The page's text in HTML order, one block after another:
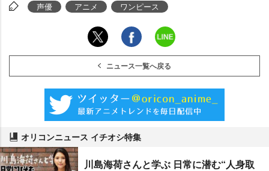
声優 アニメ ワンピース
ニュース一覧へ戻る
オリコンニュース イチオシ特集
川島海荷さんと学ぶ 日常に潜む“人身取